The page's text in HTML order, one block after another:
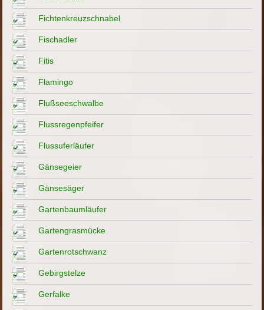
Fichtenkreuzschnabel
Fischadler
Fitis
Flamingo
Flußseeschwalbe
Flussregenpfeifer
Flussuferläufer
Gänsegeier
Gänsesäger
Gartenbaumläufer
Gartengrasmücke
Gartenrotschwanz
Gebirgstelze
Gerfalke